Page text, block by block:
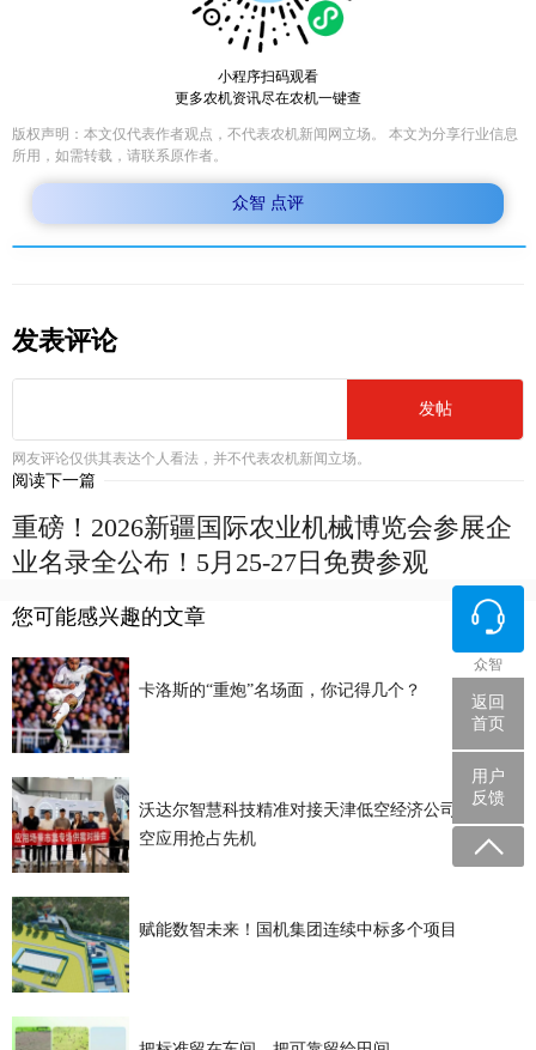
小程序扫码观看
更多农机资讯尽在农机一键查
版权声明：本文仅代表作者观点，不代表农机新闻网立场。 本文为分享行业信息
所用，如需转载，请联系原作者。
众智 点评
发表评论
发帖
网友评论仅供其表达个人看法，并不代表农机新闻立场。
阅读下一篇
重磅！2026新疆国际农业机械博览会参展企
业名录全公布！5月25-27日免费参观
您可能感兴趣的文章
卡洛斯的“重炮”名场面，你记得几个？
沃达尔智慧科技精准对接天津低空经济公司 农业低
空应用抢占先机
赋能数智未来！国机集团连续中标多个项目
众智
返回
首页
用户
反馈